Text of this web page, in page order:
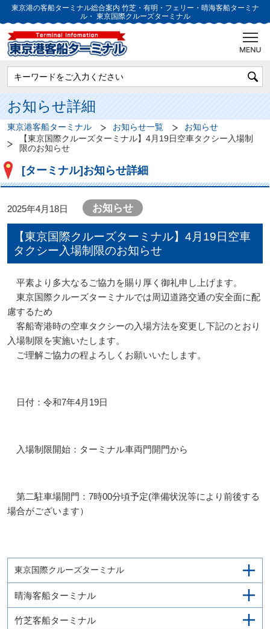
東京港の客船ターミナル総合案内 竹芝・有明・フェリー・晴海客船ターミナ
ル・ 東京国際クルーズターミナル
お知らせ詳細
東京港客船ターミナル お知らせ一覧
お知らせ
【東京国際クルーズターミナル】4月19日空車タクシー入場制
限のお知らせ
[ターミナル]お知らせ詳細
2025年4月18日 お知らせ
【東京国際クルーズターミナル】4月19日空車
タクシー入場制限のお知らせ
平素より多大なるご協力を賜り厚く御礼申し上げます。
東京国際クルーズターミナルでは周辺道路交通の安全面に配
慮するため
客船寄港時の空車タクシーの入場方法を変更し下記のとおり
入場制限を実施いたします。
ご理解ご協力の程よろしくお願いいたします。
日付：令和7年4月19日
入場制限開始：ターミナル車両門開門から
第二駐車場開門：7時00分頃予定(準備状況等により前後する
場合がございます）
東京国際クルーズターミナル
晴海客船ターミナル
竹芝客船ターミナル